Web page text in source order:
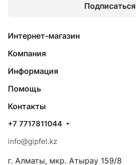
Подписаться
Интернет-магазин
Компания
Информация
Помощь
Контакты
+7 7717811044
info@gipfel.kz
г. Алматы, мкр. Атырау 159/8